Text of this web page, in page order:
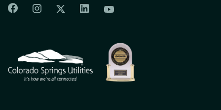
Colorado Springs Facebook
Colorado Springs Instagram
Colorado Springs Twitter
Colorado Springs Linkedin
Colorado Springs